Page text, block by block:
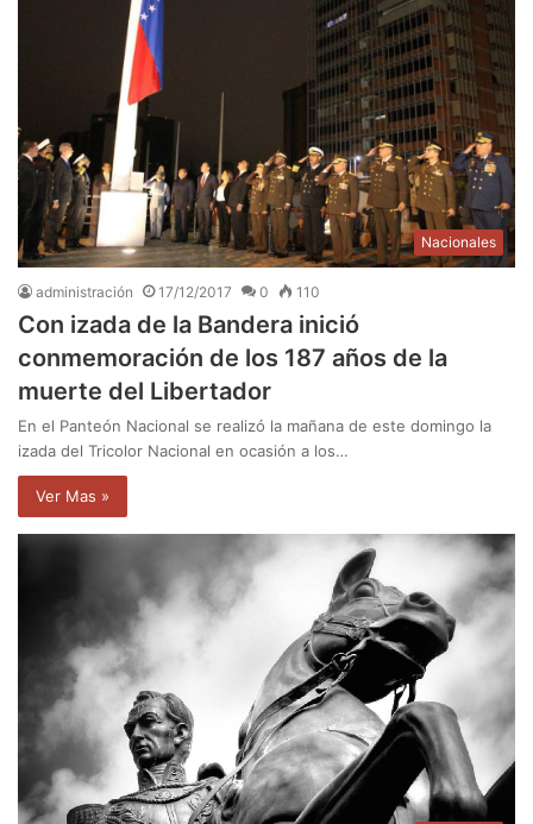
Nacionales
administración 17/12/2017 0 110
Con izada de la Bandera inició
conmemoración de los 187 años de la
muerte del Libertador
En el Panteón Nacional se realizó la mañana de este domingo la
izada del Tricolor Nacional en ocasión a los…
Ver Mas »